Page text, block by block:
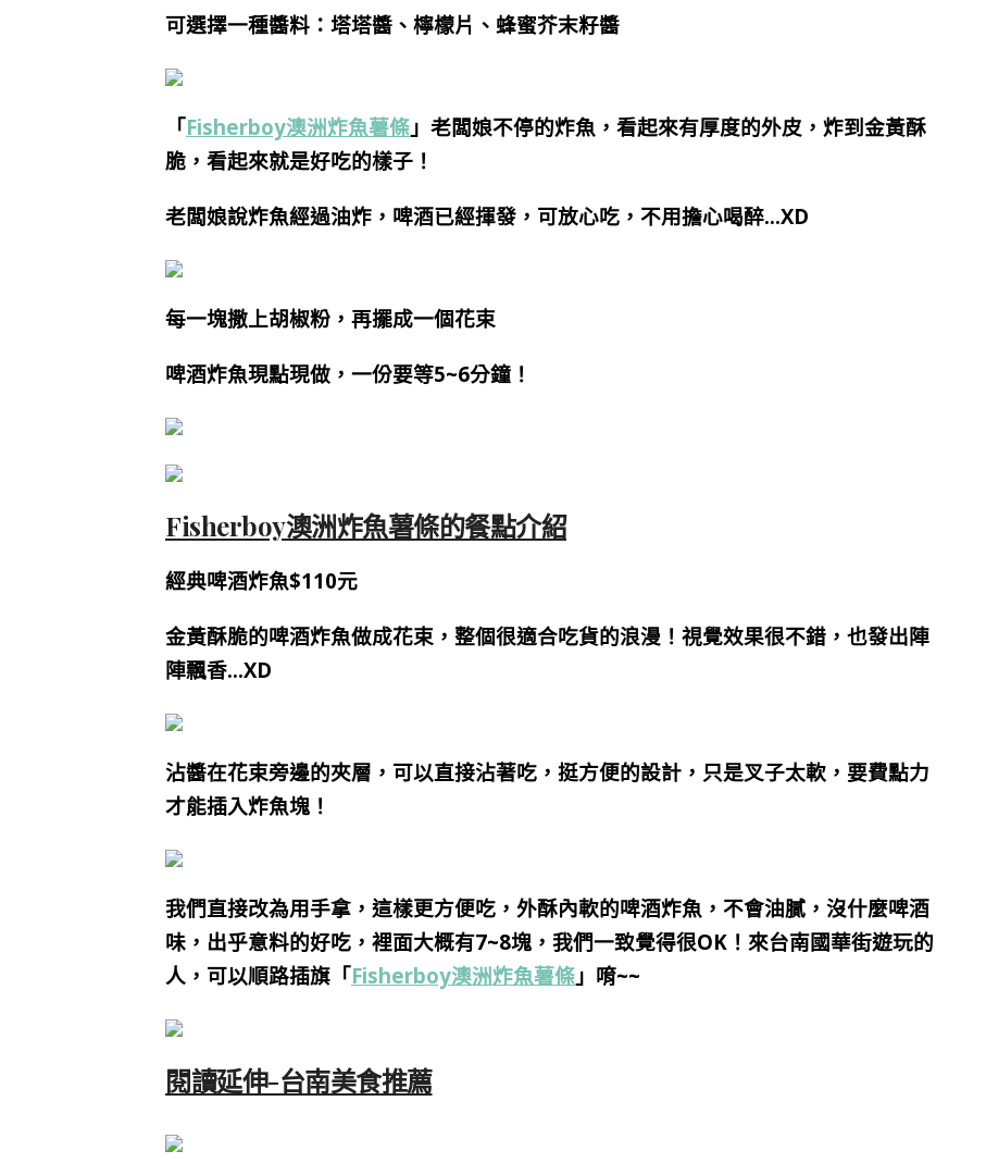
可選擇一種醬料：塔塔醬、檸檬片、蜂蜜芥末籽醬
「Fisherboy澳洲炸魚薯條 」老闆娘不停的炸魚，看起來有厚度的外皮，炸到金黃酥
脆，看起來就是好吃的樣子！
老闆娘說炸魚經過油炸，啤酒已經揮發，可放心吃，不用擔心喝醉…XD
每一塊撒上胡椒粉，再擺成一個花束
啤酒炸魚現點現做，一份要等5~6分鐘！
Fisherboy澳洲炸魚薯條的餐點介紹
經典啤酒炸魚$110元
金黃酥脆的啤酒炸魚做成花束，整個很適合吃貨的浪漫！視覺效果很不錯，也發出陣
陣飄香…XD
沾醬在花束旁邊的夾層，可以直接沾著吃，挺方便的設計，只是叉子太軟，要費點力
才能插入炸魚塊！
我們直接改為用手拿，這樣更方便吃，外酥內軟的啤酒炸魚，不會油膩，沒什麼啤酒
味，出乎意料的好吃，裡面大概有7~8塊，我們一致覺得很OK！來台南國華街遊玩的
人，可以順路插旗「Fisherboy澳洲炸魚薯條 」唷~~
閱讀延伸-台南美食推薦